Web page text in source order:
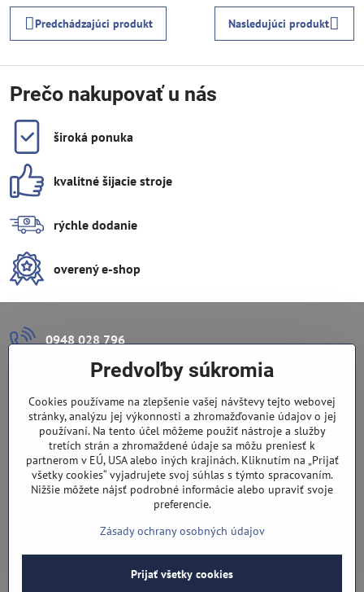
Predchádzajúci produkt Nasledujúci produkt
Prečo nakupovať u nás
široká ponuka
kvalitné šijacie stroje
rýchle dodanie
overený e-shop
0948 028 796
info​@lazuli​.sk
Lazuli s​.r​.o​.
Predajňa
Nové Zámky, Pri gymnáziu 6
(slepá ulica), v tesnej blízkosti centra mesta, parkovanie v ulici
©2026Copyright
Predvoľby súkromia
Cookies používame na zlepšenie vašej návštevy tejto webovej
stránky, analýzu jej výkonnosti a zhromažďovanie údajov o jej
používaní. Na tento účel môžeme použiť nástroje a služby
tretích strán a zhromaždené údaje sa môžu preniesť k
partnerom v EÚ, USA alebo iných krajinách. Kliknutím na „Prijať
všetky cookies“ vyjadrujete svoj súhlas s týmto spracovaním.
Nižšie môžete nájsť podrobné informácie alebo upraviť svoje
preferencie.
Zásady ochrany osobných údajov
Prijať všetky cookies